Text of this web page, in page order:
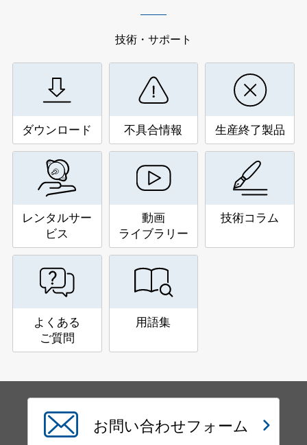
技術・サポート
ダウンロード 不具合情報 生産終了製品
レンタルサー
ビス
動画
ライブラリー
技術コラム
よくある
ご質問
用語集
お問い合わせフォーム